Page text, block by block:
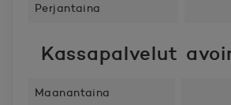
Perjantaina
Kassapalvelut
Maanantaina